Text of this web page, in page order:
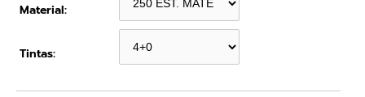
Material:
Tintas: